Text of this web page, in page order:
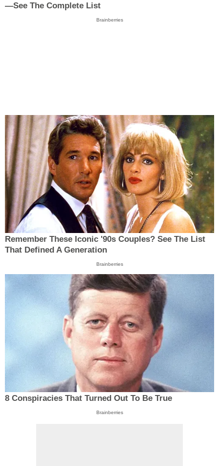
—See The Complete List
Brainberries
Remember These Iconic '90s Couples? See The List
That Defined A Generation
Brainberries
8 Conspiracies That Turned Out To Be True
Brainberries